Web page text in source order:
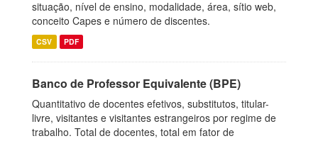
situação, nível de ensino, modalidade, área, sítio web,
conceito Capes e número de discentes.
CSV PDF
Banco de Professor Equivalente (BPE)
Quantitativo de docentes efetivos, substitutos, titular-
livre, visitantes e visitantes estrangeiros por regime de
trabalho. Total de docentes, total em fator de